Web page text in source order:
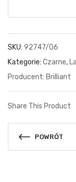
SKU: 92747/06
Kategorie: Czarne,
Brilliant
Share This Product
POWRÓT